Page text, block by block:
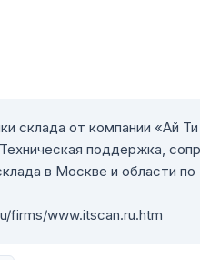
склада от компании «Ай
поддержка,
в Москве и области
firms/www.itscan.ru.htm